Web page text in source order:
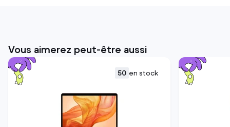
Vous aimerez peut-être aussi
50 en stock